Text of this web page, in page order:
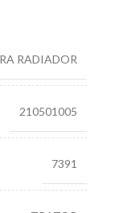
RADIADOR
210501005
7391